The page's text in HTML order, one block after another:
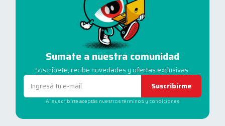
Sumate a nuestra comunidad
Suscribete, recibe novedades y ofertas exclusivas.
Suscribirme
Al suscribirte aceptás nuestros términos y condiciones